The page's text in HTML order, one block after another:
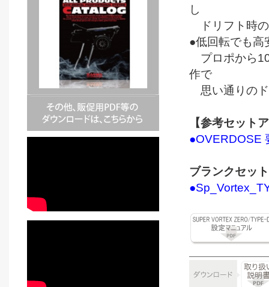
し
ドリフト時の
●低回転でも高
プロポから
作で
思い通りの
【参考セット
●OVERDOSE
ブランクセッ